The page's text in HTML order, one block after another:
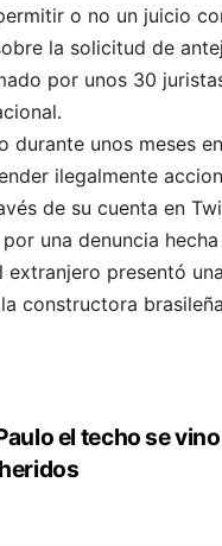
o no un juicio
la solicitud de
por unos 30
durante unos meses
ilegalmente
de su cuenta en
una denuncia
presentó
constructora
el techo se